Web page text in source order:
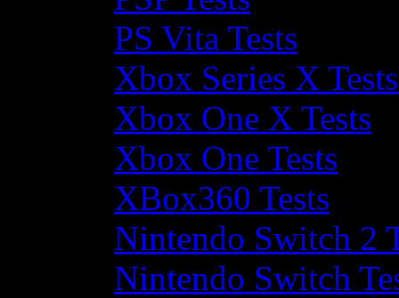
PS Vita Tests
Xbox Series X Tests
Xbox One X Tests
Xbox One Tests
XBox360 Tests
Nintendo Switch 2
Nintendo Switch